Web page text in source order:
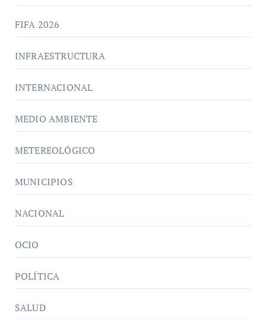
FIFA 2026
INFRAESTRUCTURA
INTERNACIONAL
MEDIO AMBIENTE
METEREOLÓGICO
MUNICIPIOS
NACIONAL
OCIO
POLÍTICA
SALUD